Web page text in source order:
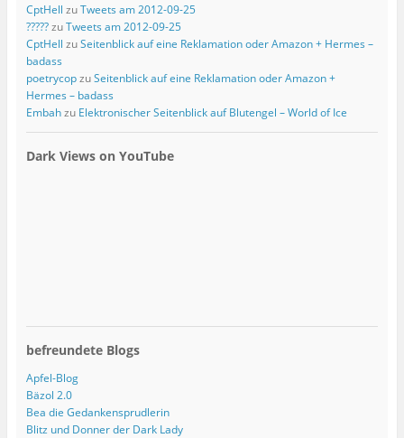
CptHell zuTweets am 2012-09-25
?????zuTweets am 2012-09-25
CptHell zuSeitenblick auf eine Reklamation oder Amazon + Hermes –
badass
poetrycopzuSeitenblick auf eine Reklamation oder Amazon +
Hermes – badass
Embahzu Elektronischer Seitenblick auf Blutengel – World of Ice
Dark Views on YouTube
befreundete Blogs
Apfel-Blog
Bäzol 2.0
Bea die Gedankensprudlerin
Blitz und Donner der Dark Lady